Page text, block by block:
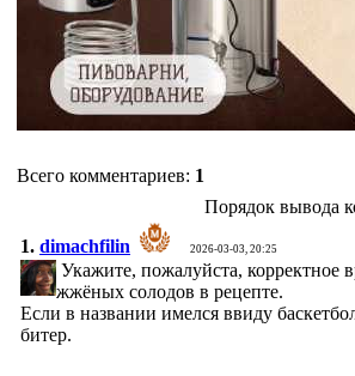
Всего комментариев: 1
Порядок вывода
1. dimachfilin 2026-03-03, 20:25
Укажите, пожалуйста, корректное
жжёных солодов в рецепте.
Если в названии имелся ввиду
битер.